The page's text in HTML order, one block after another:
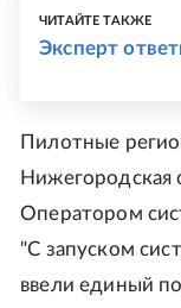
ЧИТАЙТЕ ТАКЖЕ
Эксперт
Пилотные
Нижегородская
Оператором
"С запуском
ввели единый